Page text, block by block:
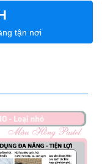
tận nơi